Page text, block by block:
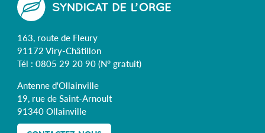
163, route de Fleury
91172 Viry-Châtillon
Tél : 0805 29 20 90(N° gratuit)
Antenne d'Ollainville
19, rue de Saint-Arnoult
91340 Ollainville